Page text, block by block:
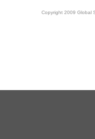
Copyright 2009 Global